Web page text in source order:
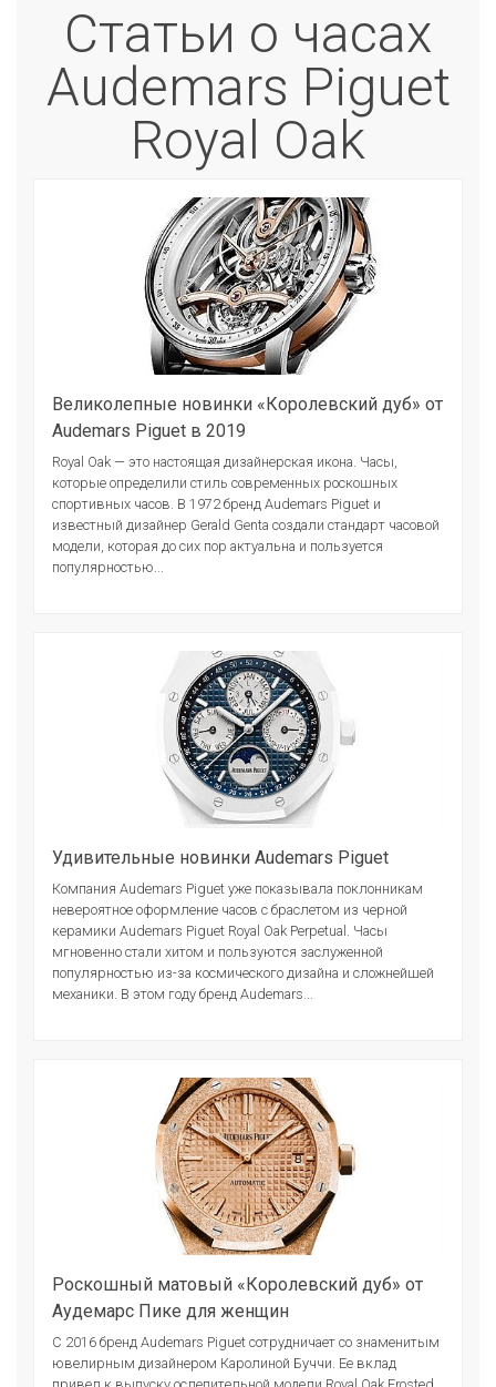
Статьи о часах
Audemars Piguet
Royal Oak
Великолепные новинки «Королевский дуб» от
Audemars Piguet в 2019
Royal Oak — это настоящая дизайнерская икона. Часы,
которые определили стиль современных роскошных
спортивных часов. В 1972 бренд Audemars Piguet и
известный дизайнер Gerald Genta создали стандарт часовой
модели, которая до сих пор актуальна и пользуется
популярностью...
Удивительные новинки Audemars Piguet
Компания Audemars Piguet уже показывала поклонникам
невероятное оформление часов с браслетом из черной
керамики Audemars Piguet Royal Oak Perpetual. Часы
мгновенно стали хитом и пользуются заслуженной
популярностью из-за космического дизайна и сложнейшей
механики. В этом году бренд Audemars...
Роскошный матовый «Королевский дуб» от
Аудемарс Пике для женщин
С 2016 бренд Audemars Piguet сотрудничает со знаменитым
ювелирным дизайнером Каролиной Буччи. Ее вклад